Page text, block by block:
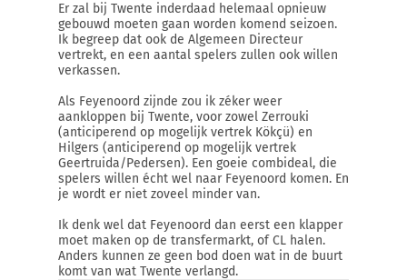
Er zal bij Twente inderdaad helemaal opnieuw
gebouwd moeten gaan worden komend seizoen.
Ik begreep dat ook de Algemeen Directeur
vertrekt, en een aantal spelers zullen ook willen
verkassen.
Als Feyenoord zijnde zou ik zéker weer
aankloppen bij Twente, voor zowel Zerrouki
(anticiperend op mogelijk vertrek Kökçü) en
Hilgers (anticiperend op mogelijk vertrek
Geertruida/Pedersen). Een goeie combideal, die
spelers willen écht wel naar Feyenoord komen. En
je wordt er niet zoveel minder van.
Ik denk wel dat Feyenoord dan eerst een klapper
moet maken op de transfermarkt, of CL halen.
Anders kunnen ze geen bod doen wat in de buurt
komt van wat Twente verlangd.